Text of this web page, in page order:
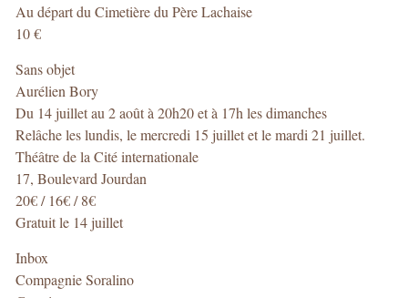
Au départ du Cimetière du Père Lachaise
10 €
Sans objet
Aurélien Bory
Du 14 juillet au 2 août à 20h20 et à 17h les dimanches
Relâche les lundis, le mercredi 15 juillet et le mardi 21 juillet.
Théâtre de la Cité internationale
17, Boulevard Jourdan
20€ / 16€ / 8€
Gratuit le 14 juillet
Inbox
Compagnie Soralino